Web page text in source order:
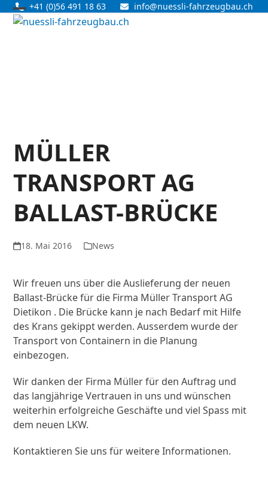
Skip
+41 (0)56 491 18 63 info@nuessli-fahrzeugbau.ch
Open
Close
MÜLLER
TRANSPORT AG
BALLAST-BRÜCKE
18. Mai 2016 News
Wir freuen uns über die Auslieferung der neuen
Ballast-Brücke für die Firma Müller Transport AG
Dietikon . Die Brücke kann je nach Bedarf mit Hilfe
des Krans gekippt werden. Ausserdem wurde der
Transport von Containern in die Planung
einbezogen.
Wir danken der Firma Müller für den Auftrag und
das langjährige Vertrauen in uns und wünschen
weiterhin erfolgreiche Geschäfte und viel Spass mit
dem neuen LKW.
Kontaktieren Sie uns für weitere Informationen.